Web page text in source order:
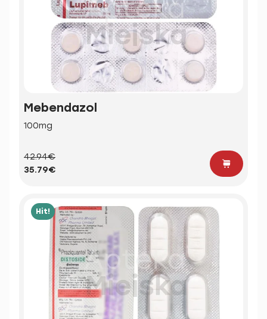
Mebendazol
100mg
42.94€
35.79€
Hit!